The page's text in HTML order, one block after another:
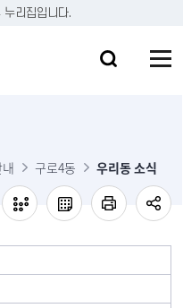
기
리집입니다.
구로4동 우리동 소식